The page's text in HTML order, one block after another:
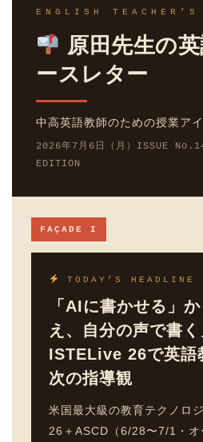
ENGLISH
原田先生の
ースレター
中高英語教師のための授業ア
2026年7月6日（月）ISSUE
EDITION
FAÇADE I
TODAY’S HEADLINE
「AIに書かせる」
え、自分の声で書
ISTELive 26で英語
次の指導観
米国最大級の教育テクノロ
26＋ASCD（6/28〜7/1・オ